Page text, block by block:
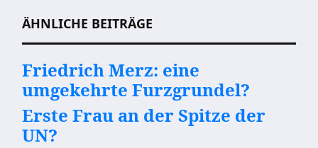
ÄHNLICHE BEITRÄGE
Friedrich Merz: eine
umgekehrte Furzgrundel?
Erste Frau an der Spitze der
UN?